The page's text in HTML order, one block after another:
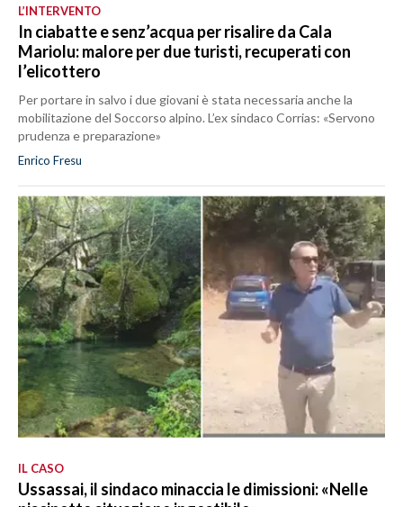
L’INTERVENTO
In ciabatte e senz’acqua per risalire da Cala
Mariolu: malore per due turisti, recuperati con
l’elicottero
Per portare in salvo i due giovani è stata necessaria anche la
mobilitazione del Soccorso alpino. L’ex sindaco Corrias: «Servono
prudenza e preparazione»
Enrico Fresu
IL CASO
Ussassai, il sindaco minaccia le dimissioni: «Nelle